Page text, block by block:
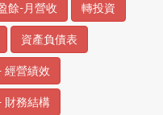
餘-月營收 轉投資
資產負債表
經營績效
財務結構